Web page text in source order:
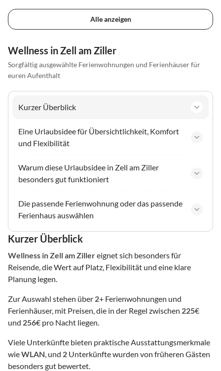
Alle anzeigen
Wellness in Zell am Ziller
Sorgfältig ausgewählte Ferienwohnungen und Ferienhäuser für
euren Aufenthalt
Kurzer Überblick
Eine Urlaubsidee für Übersichtlichkeit, Komfort
und Flexibilität
Warum diese Urlaubsidee in Zell am Ziller
besonders gut funktioniert
Die passende Ferienwohnung oder das passende
Ferienhaus auswählen
Kurzer Überblick
Wellness in Zell am Zillereignet sich besonders für
Reisende, die Wert auf Platz, Flexibilität und eine klare
Planung legen.
Zur Auswahl stehen über 2+ Ferienwohnungen und
Ferienhäuser, mit Preisen, die in der Regel zwischen 225€
und 256€ pro Nacht liegen.
Viele Unterkünfte bieten praktische Ausstattungsmerkmale
wieWLAN , und 2 Unterkünfte wurden von früheren Gästen
besonders gut bewertet.